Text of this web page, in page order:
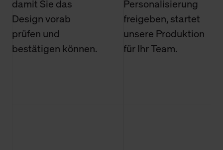
damit Sie das
Design vorab
prüfen und
bestätigen können.
Personalisierung
freigeben, startet
unsere Produktion
für Ihr Team.